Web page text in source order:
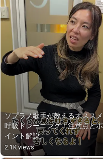
ソプラノ歌手が教えるオススメ
呼吸トレーニング！注意点とポ
イント解説。
2.1K views